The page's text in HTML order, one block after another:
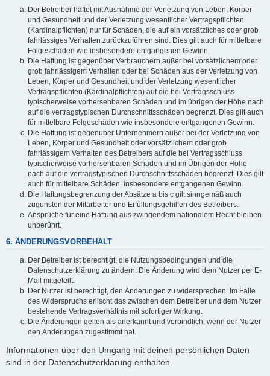
Der Betreiber haftet mit Ausnahme der Verletzung von Leben, Körper
und Gesundheit und der Verletzung wesentlicher Vertragspflichten
(Kardinalpflichten) nur für Schäden, die auf ein vorsätzliches oder grob
fahrlässiges Verhalten zurückzuführen sind. Dies gilt auch für mittelbare
Folgeschäden wie insbesondere entgangenen Gewinn.
Die Haftung ist gegenüber Verbrauchern außer bei vorsätzlichem oder
grob fahrlässigem Verhalten oder bei Schäden aus der Verletzung von
Leben, Körper und Gesundheit und der Verletzung wesentlicher
Vertragspflichten (Kardinalpflichten) auf die bei Vertragsschluss
typischerweise vorhersehbaren Schäden und im übrigen der Höhe nach
auf die vertragstypischen Durchschnittsschäden begrenzt. Dies gilt auch
für mittelbare Folgeschäden wie insbesondere entgangenen Gewinn.
Die Haftung ist gegenüber Unternehmern außer bei der Verletzung von
Leben, Körper und Gesundheit oder vorsätzlichem oder grob
fahrlässigem Verhalten des Betreibers auf die bei Vertragsschluss
typischerweise vorhersehbaren Schäden und im Übrigen der Höhe
nach auf die vertragstypischen Durchschnittsschäden begrenzt. Dies gilt
auch für mittelbare Schäden, insbesondere entgangenen Gewinn.
Die Haftungsbegrenzung der Absätze a bis c gilt sinngemäß auch
zugunsten der Mitarbeiter und Erfüllungsgehilfen des Betreibers.
Ansprüche für eine Haftung aus zwingendem nationalem Recht bleiben
unberührt.
6. ÄNDERUNGSVORBEHALT
Der Betreiber ist berechtigt, die Nutzungsbedingungen und die
Datenschutzerklärung zu ändern. Die Änderung wird dem Nutzer per E-
Mail mitgeteilt.
Der Nutzer ist berechtigt, den Änderungen zu widersprechen. Im Falle
des Widerspruchs erlischt das zwischen dem Betreiber und dem Nutzer
bestehende Vertragsverhältnis mit sofortiger Wirkung.
Die Änderungen gelten als anerkannt und verbindlich, wenn der Nutzer
den Änderungen zugestimmt hat.
Informationen über den Umgang mit deinen persönlichen Daten
sind in der Datenschutzerklärung enthalten.